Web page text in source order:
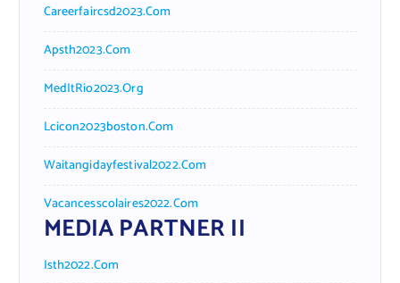
Careerfaircsd2023.com
Apsth2023.com
MedItRio2023.org
Lcicon2023boston.com
Waitangidayfestival2022.com
Vacancesscolaires2022.com
MEDIA PARTNER II
Isth2022.com